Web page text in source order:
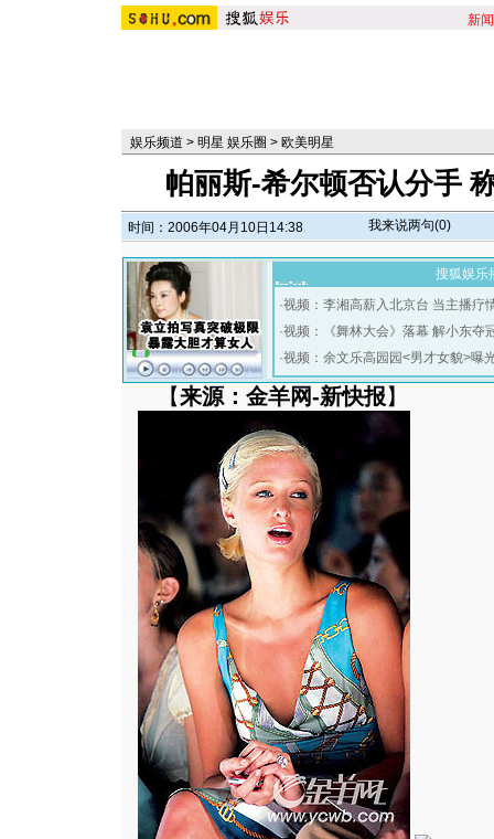
新闻
娱乐频道 > 明星 娱乐圈 > 欧美明星
帕丽斯-希尔顿否认分手
时间：2006年04月10日14:38 我来说两句(0)
搜狐娱乐
·视频：李湘高薪入北京台 当主播疗
·视频：《舞林大会》落幕 解小东夺
·视频：余文乐高园园<男才女貌>曝
【来源：金羊网-新快报】